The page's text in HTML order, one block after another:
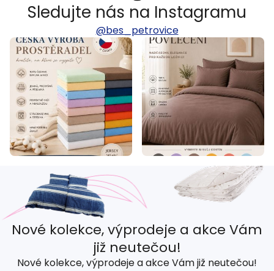
Sledujte nás na Instagramu
@bes_petrovice
Nové kolekce, výprodeje a akce Vám
již neutečou!
Nové kolekce, výprodeje a akce Vám již neutečou!